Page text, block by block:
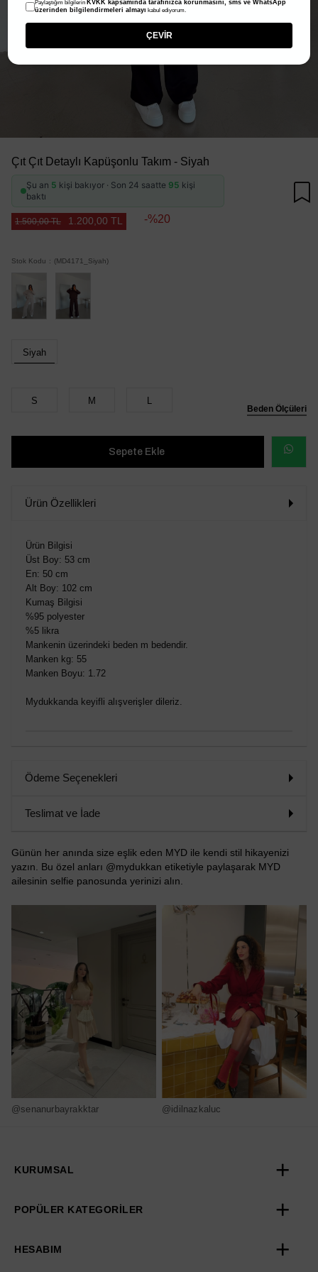
Çıt Çıt Detaylı Kapüşonlu Takım - Siyah
Şu an 5 kişi bakıyor · Son 24 saatte 95 kişi
baktı
1.500,00 TL 1.200,00 TL 20
Stok Kodu (MD4171_Siyah)
Beden Ölçüleri
Siyah
S M
SİPARİŞ
Ürün Özellikleri
Ürün Bilgisi
Üst Boy: 53 cm
En: 50 cm
Alt Boy: 102 cm
Kumaş Bilgisi
%95 polyester
%5 likra
Mankenin üzerindeki beden m bedendir.
Manken kg: 55
Manken Boyu: 1.72
Mydukkanda keyifli alışverişler dileriz.
Ödeme Seçenekleri
Teslimat ve İade
Günün her anında size eşlik eden MYD ile kendi stil hikayenizi
yazın. Bu özel anları @mydukkan etiketiyle paylaşarak MYD
ailesinin selfie panosunda yerinizi alın.
@senanurbayrakktar @idilnazkaluc
KURUMSAL
POPÜLER KATEGORİLER
HESABIM
Paylaştığım bilgilerin KVKK kapsamında tarafınızca korunmasını, sms ve WhatsApp
üzerinden bilgilendirmeleri almayı kabul ediyorum.
ÇEVİR